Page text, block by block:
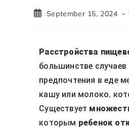
September 15, 2024
Расстройства
большинстве
предпочтения в еде
кашу или молоко,
Существует
которым ребенок